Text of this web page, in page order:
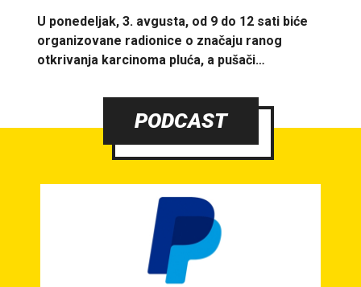
U ponedeljak, 3. avgusta, od 9 do 12 sati biće
organizovane radionice o značaju ranog
otkrivanja karcinoma pluća, a pušači…
PODCAST